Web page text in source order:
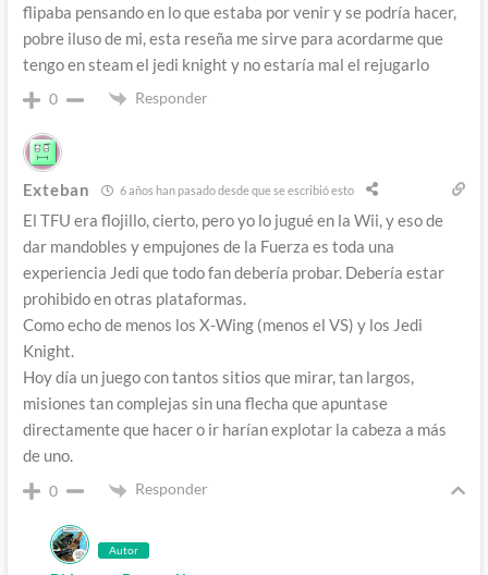
flipaba pensando en lo que estaba por venir y se podría hacer,
pobre iluso de mi, esta reseña me sirve para acordarme que
tengo en steam el jedi knight y no estaría mal el rejugarlo
0 Responder
Exteban 6 años han pasado desde que se escribió esto
El TFU era flojillo, cierto, pero yo lo jugué en la Wii, y eso de
dar mandobles y empujones de la Fuerza es toda una
experiencia Jedi que todo fan debería probar. Debería estar
prohibido en otras plataformas.
Como echo de menos los X-Wing (menos el VS) y los Jedi
Knight.
Hoy día un juego con tantos sitios que mirar, tan largos,
misiones tan complejas sin una flecha que apuntase
directamente que hacer o ir harían explotar la cabeza a más
de uno.
0 Responder
Autor